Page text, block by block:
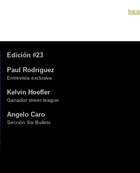
Inicio
Edición #23
Paul Rodriguez
Entrevista exclusiva
Kelvin Hoefler
Ganador street league
Angelo Caro
Sección Six Bullets